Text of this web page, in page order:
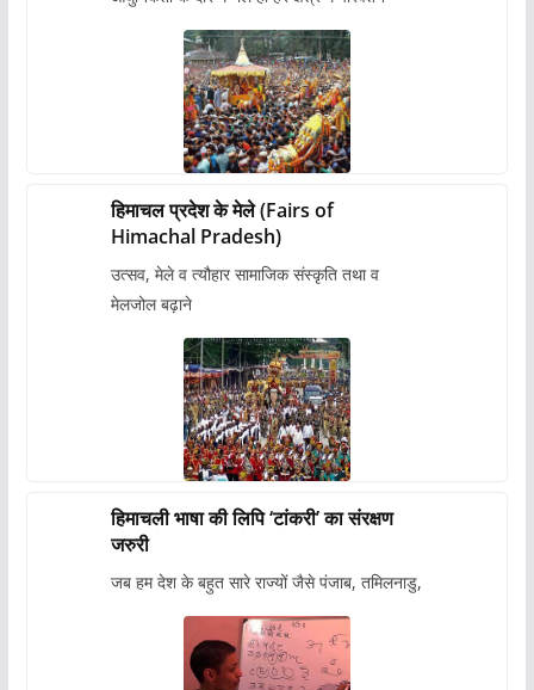
हिमाचल प्रदेश के मेले (Fairs of
Himachal Pradesh)
उत्सव, मेले व त्यौहार सामाजिक संस्कृति तथा व
मेलजोल बढ़ाने
हिमाचली भाषा की लिपि ‘टांकरी’ का संरक्षण
जरुरी
जब हम देश के बहुत सारे राज्यों जैसे पंजाब, तमिलनाडु,